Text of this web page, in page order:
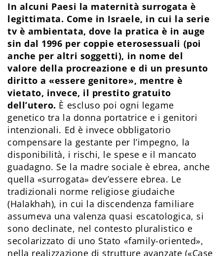
In alcuni Paesi la maternità surrogata è
legittimata. Come in Israele, in cui la serie
tv è ambientata, dove la pratica è in auge
sin dal 1996 per coppie eterosessuali (poi
anche per altri soggetti), in nome del
valore della procreazione e di un presunto
diritto a «essere genitore», mentre è
vietato, invece, il prestito gratuito
dell’utero. È escluso poi ogni legame
genetico tra la donna portatrice e i genitori
intenzionali. Ed è invece obbligatorio
compensare la gestante per l’impegno, la
disponibilità, i rischi, le spese e il mancato
guadagno. Se la madre sociale è ebrea, anche
quella «surrogata» dev’essere ebrea. Le
tradizionali norme religiose giudaiche
(Halakhah), in cui la discendenza familiare
assumeva una valenza quasi escatologica, si
sono declinate, nel contesto pluralistico e
secolarizzato di uno Stato «family-oriented»,
nella realizzazione di strutture avanzate («Case